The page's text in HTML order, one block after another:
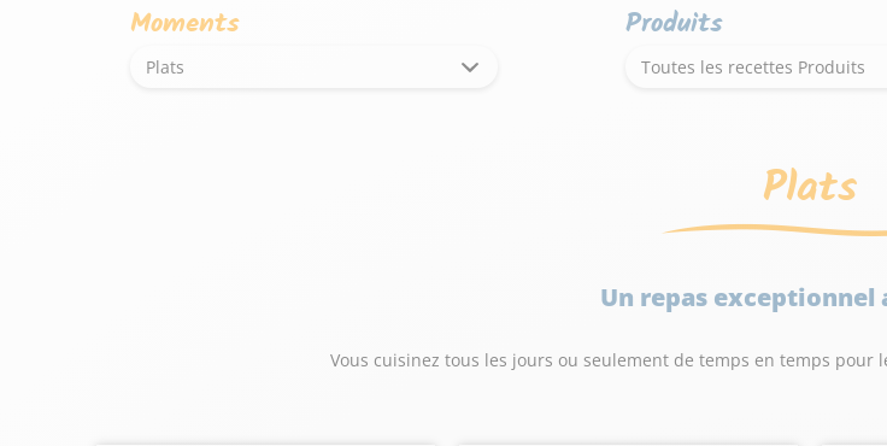
Moments
Plats
Produits
Toutes les recettes Produits
Plats
Un repas exceptionnel
Vous cuisinez tous les jours ou seulement de temps en temps pour